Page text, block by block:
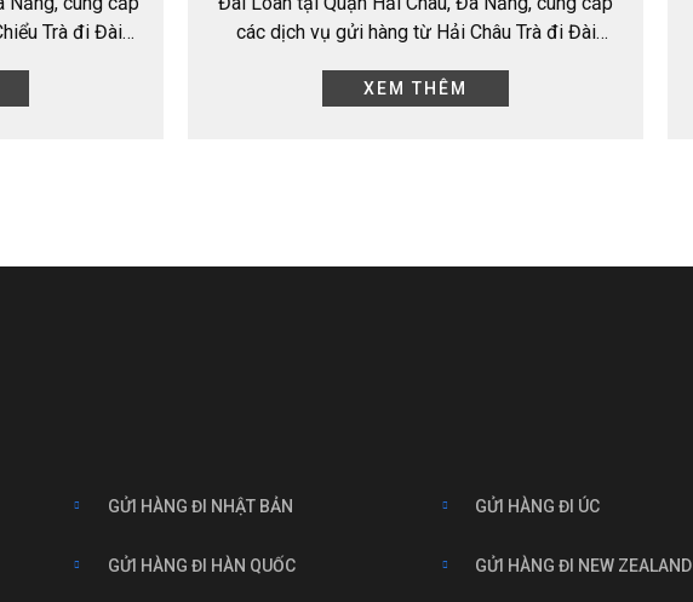
Trà đi Đài
các dịch vụ gửi hàng từ Hải Châu Trà đi Đài
XEM THÊM
GỬI HÀNG ĐI NHẬT BẢN
GỬI HÀNG ĐI HÀN QUỐC
GỬI HÀNG ĐI ÚC
GỬI HÀNG ĐI NEW ZEALAND